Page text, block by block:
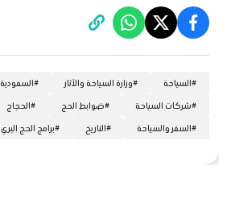
#السياحة #وزارة السياحة والآثار #السعودية
#شركات السياحة #ضوابط الحج #الحجاج
#السفر والسياحة #التاريخ #برامج الحج البري